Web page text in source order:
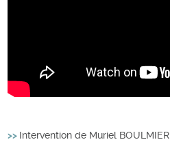
>> Intervention de Muriel BOULMIER